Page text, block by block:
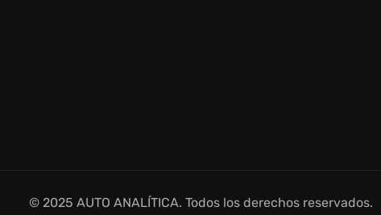
© 2025 AUTO ANALÍTICA. Todos los derechos reservados.